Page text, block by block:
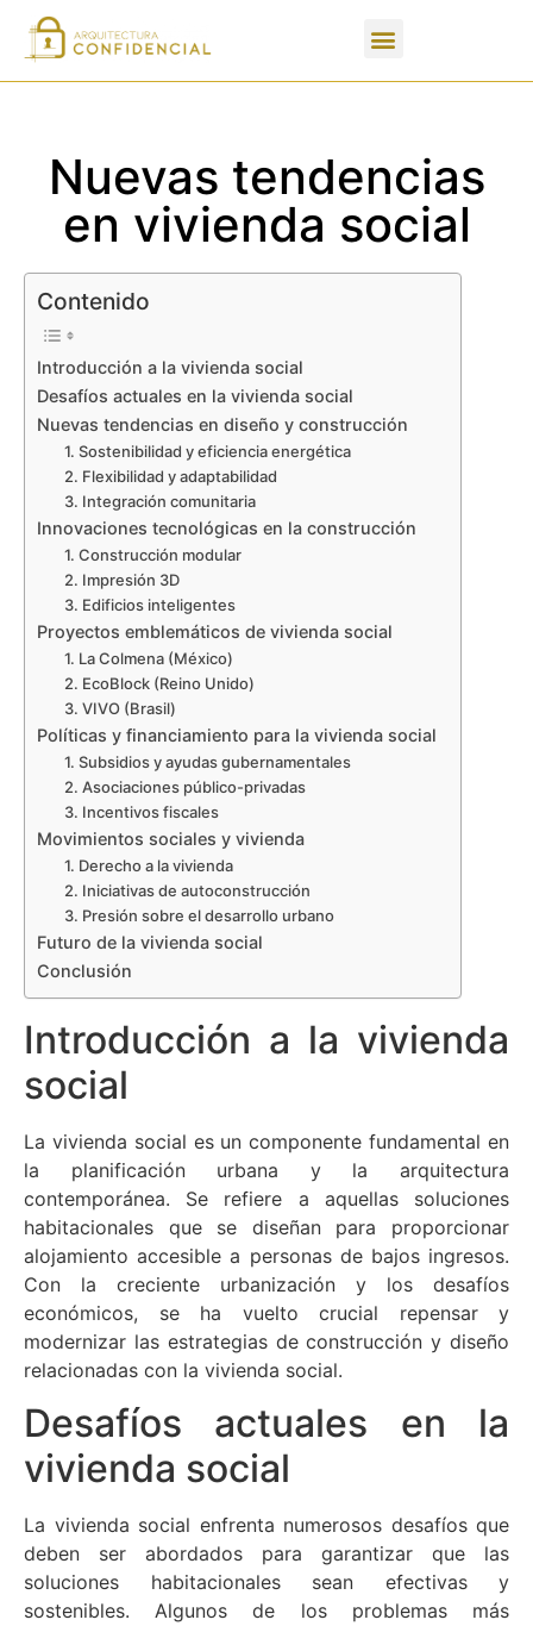
Nuevas tendencias
en vivienda social
Contenido
Introducción a la vivienda social
Desafíos actuales en la vivienda social
Nuevas tendencias en diseño y construcción
1. Sostenibilidad y eficiencia energética
2. Flexibilidad y adaptabilidad
3. Integración comunitaria
Innovaciones tecnológicas en la construcción
1. Construcción modular
2. Impresión 3D
3. Edificios inteligentes
Proyectos emblemáticos de vivienda social
1. La Colmena (México)
2. EcoBlock (Reino Unido)
3. VIVO (Brasil)
Políticas y financiamiento para la vivienda social
1. Subsidios y ayudas gubernamentales
2. Asociaciones público-privadas
3. Incentivos fiscales
Movimientos sociales y vivienda
1. Derecho a la vivienda
2. Iniciativas de autoconstrucción
3. Presión sobre el desarrollo urbano
Futuro de la vivienda social
Conclusión
Introducción a la vivienda
social
La vivienda social es un componente fundamental en
la planificación urbana y la arquitectura
contemporánea. Se refiere a aquellas soluciones
habitacionales que se diseñan para proporcionar
alojamiento accesible a personas de bajos ingresos.
Con la creciente urbanización y los desafíos
económicos, se ha vuelto crucial repensar y
modernizar las estrategias de construcción y diseño
relacionadas con la vivienda social.
Desafíos actuales en la
vivienda social
La vivienda social enfrenta numerosos desafíos que
deben ser abordados para garantizar que las
soluciones habitacionales sean efectivas y
sostenibles. Algunos de los problemas más